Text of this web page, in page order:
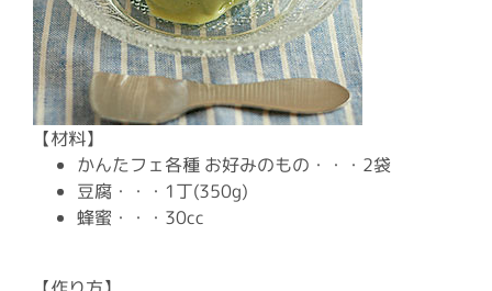
【材料】
かんたフェ各種 お好みのもの・・・2袋
豆腐・・・1丁(350g)
蜂蜜・・・30cc